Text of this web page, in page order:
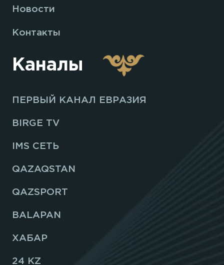
Новости
Контакты
Каналы
ПЕРВЫЙ КАНАЛ ЕВРАЗИЯ
BIRGE TV
IMS СЕТЬ
QAZAQSTAN
QAZSPORT
BALAPAN
ХАБАР
24 KZ